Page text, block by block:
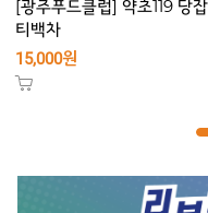
[광주푸드클럽] 약초119 당
티백차
15,000원